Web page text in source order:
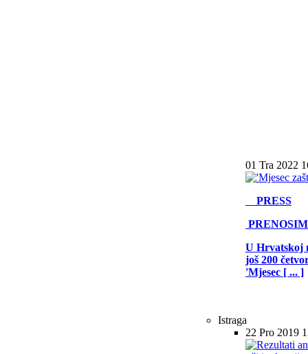
01 Tra 2022
PRESS
U Hrvatskoj
još 200
'Mjesec [ ... ]
Istraga
22 Pro 2019